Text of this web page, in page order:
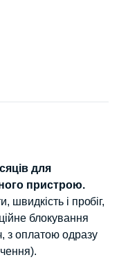
для
пристрою.
швидкість і пробіг,
блокування
з оплатою одразу